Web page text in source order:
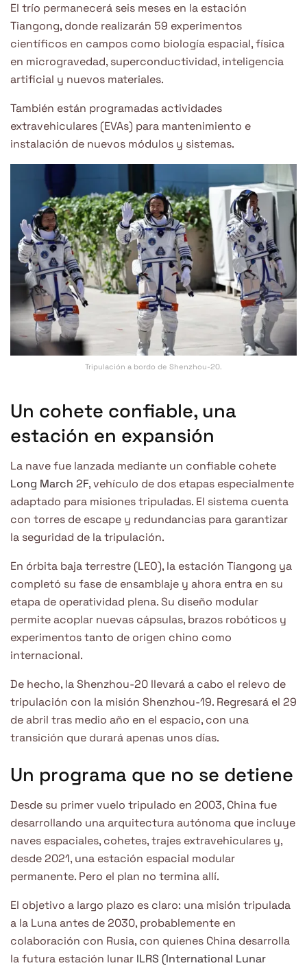
El trío permanecerá seis meses en la estación
Tiangong, donde realizarán 59 experimentos
científicos en campos como biología espacial, física
en microgravedad, superconductividad, inteligencia
artificial y nuevos materiales.
También están programadas actividades
extravehiculares (EVAs) para mantenimiento e
instalación de nuevos módulos y sistemas.
Tripulación a bordo de Shenzhou-20.
Un cohete confiable, una
estación en expansión
La nave fue lanzada mediante un confiable cohete
Long March 2F, vehículo de dos etapas especialmente
adaptado para misiones tripuladas. El sistema cuenta
con torres de escape y redundancias para garantizar
la seguridad de la tripulación.
En órbita baja terrestre (LEO), la estación Tiangong ya
completó su fase de ensamblaje y ahora entra en su
etapa de operatividad plena. Su diseño modular
permite acoplar nuevas cápsulas, brazos robóticos y
experimentos tanto de origen chino como
internacional.
De hecho, la Shenzhou-20 llevará a cabo el relevo de
tripulación con la misión Shenzhou-19. Regresará el 29
de abril tras medio año en el espacio, con una
transición que durará apenas unos días.
Un programa que no se detiene
Desde su primer vuelo tripulado en 2003, China fue
desarrollando una arquitectura autónoma que incluye
naves espaciales, cohetes, trajes extravehiculares y,
desde 2021, una estación espacial modular
permanente. Pero el plan no termina allí.
El objetivo a largo plazo es claro: una misión tripulada
a la Luna antes de 2030, probablemente en
colaboración con Rusia, con quienes China desarrolla
la futura estación lunar ILRS (International Lunar